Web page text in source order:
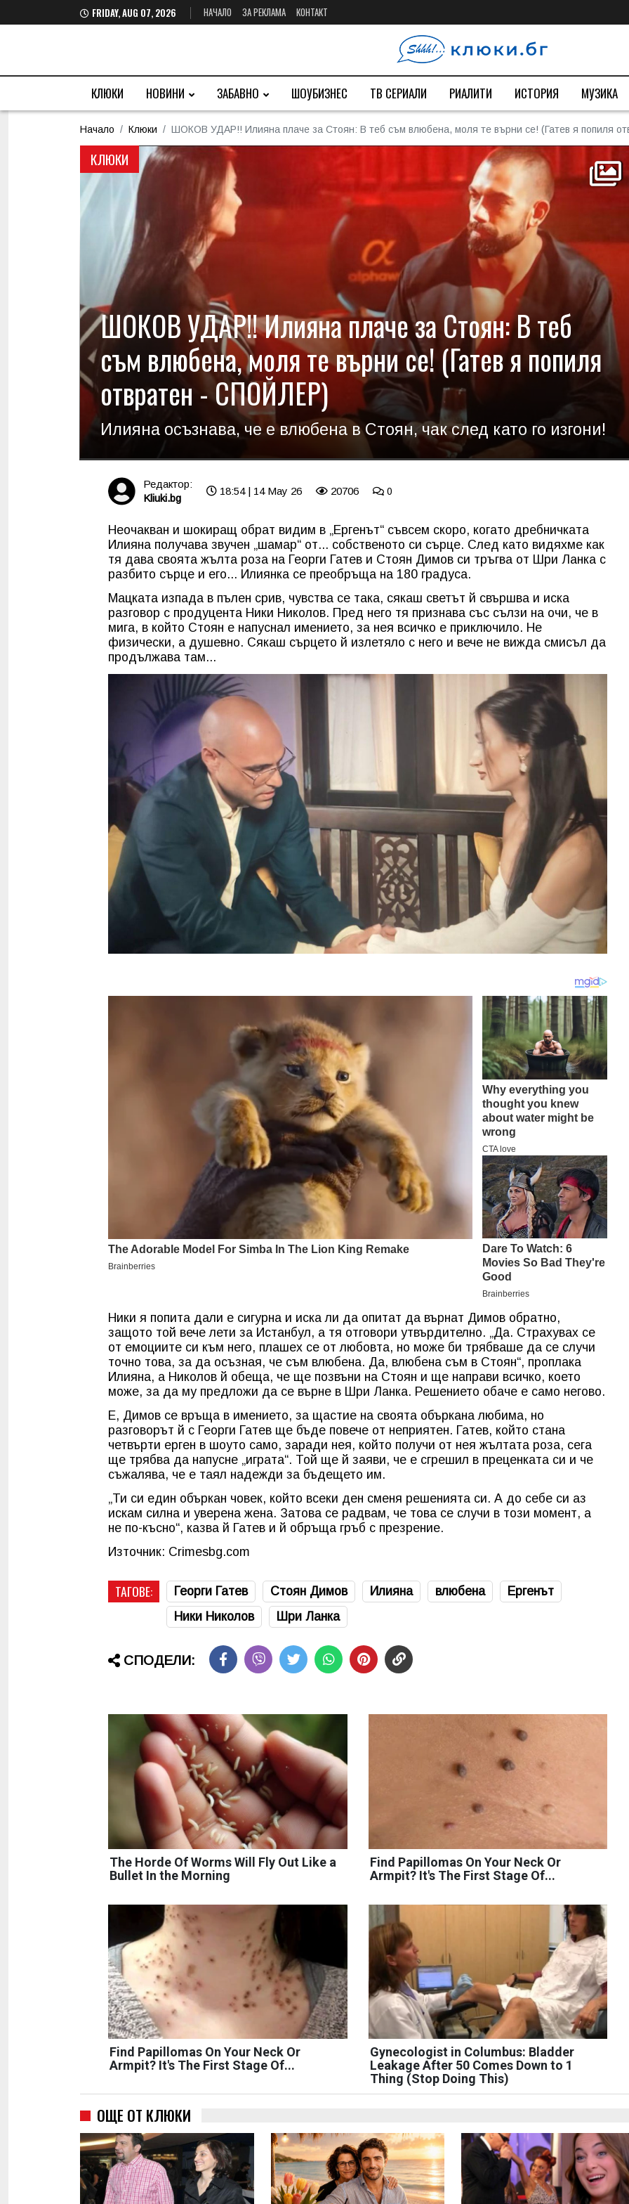
FRIDAY, AUG 07, 2026 НАЧАЛО ЗА РЕКЛАМА КОНТАКТ
КЛЮКИ НОВИНИ ЗАБАВНО ШОУБИЗНЕС ТВ СЕРИАЛИ РИАЛИТИ ИСТОРИЯ МУЗИКА
Начало Клюки ШОКОВ УДАР!! Илияна плаче за Стоян: В теб съм влюбена, моля те върни се! (Гатев я попиля
КЛЮКИ
ШОКОВ УДАР!! Илияна плаче за Стоян: В теб
съм влюбена, моля те върни се! (Гатев я попиля
отвратен - СПОЙЛЕР)
Илияна осъзнава, че е влюбена в Стоян, чак след като го изгони!
Редактор:
Kliuki.bg
18:54 | 14 May 26 20706 0
Неочакван и шокиращ обрат видим в „Ергенът“ съвсем скоро, когато дребничката
Илияна получава звучен „шамар“ от... собственото си сърце. След като видяхме как
тя дава своята жълта роза на Георги Гатев и Стоян Димов си тръгва от Шри Ланка с
разбито сърце и его... Илиянка се преобръща на 180 градуса.
Мацката изпада в пълен срив, чувства се така, сякаш светът й свършва и иска
разговор с продуцента Ники Николов. Пред него тя признава със сълзи на очи, че в
мига, в който Стоян е напуснал имението, за нея всичко е приключило. Не
физически, а душевно. Сякаш сърцето й излетяло с него и вече не вижда смисъл да
продължава там...
Ники я попита дали е сигурна и иска ли да опитат да върнат Димов обратно,
защото той вече лети за Истанбул, а тя отговори утвърдително. „Да. Страхувах се
от емоциите си към него, плашех се от любовта, но може би трябваше да се случи
точно това, за да осъзная, че съм влюбена. Да, влюбена съм в Стоян“, проплака
Илияна, а Николов й обеща, че ще позвъни на Стоян и ще направи всичко, което
може, за да му предложи да се върне в Шри Ланка. Решението обаче е само негово.
Е, Димов се връща в имението, за щастие на своята объркана любима, но
разговорът й с Георги Гатев ще бъде повече от неприятен. Гатев, който стана
четвърти ерген в шоуто само, заради нея, който получи от нея жълтата роза, сега
ще трябва да напусне „играта“. Той ще й заяви, че е сгрешил в преценката си и че
съжалява, че е таял надежди за бъдещето им.
„Ти си един объркан човек, който всеки ден сменя решенията си. А до себе си аз
искам силна и уверена жена. Затова се радвам, че това се случи в този момент, а
не по-късно“, казва й Гатев и й обръща гръб с презрение.
Източник: Crimesbg.com
ТАГОВЕ: Георги Гатев Стоян Димов Илияна влюбена
Ергенът
Ники Николов
Шри Ланка
СПОДЕЛИ:
The Horde Of Worms Will Fly Out Like a
Bullet In the Morning
Find Papillomas On Your Neck Or
Armpit? It's The First Stage Of...
Find Papillomas On Your Neck Or
Armpit? It's The First Stage Of...
Gynecologist in Columbus: Bladder
Leakage After 50 Comes Down to 1
Thing (Stop Doing This)
ОЩЕ ОТ КЛЮКИ